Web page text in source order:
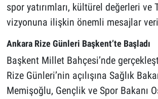
spor yatırımları, kültürel değerleri ve
vizyonuna ilişkin önemli mesajlar
Ankara Rize Günleri Başkent’te Başladı
Başkent Millet Bahçesi’nde
Rize Günleri’nin açılışına Sağlık
Memişoğlu, Gençlik ve Spor Bakanı